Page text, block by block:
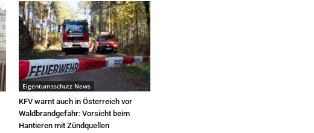
Eigentumsschutz News
KFV warnt auch in Österreich vor
Waldbrandgefahr: Vorsicht beim
Hantieren mit Zündquellen